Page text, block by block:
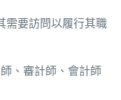
需要訪問以履行其職
、審計師、會計師